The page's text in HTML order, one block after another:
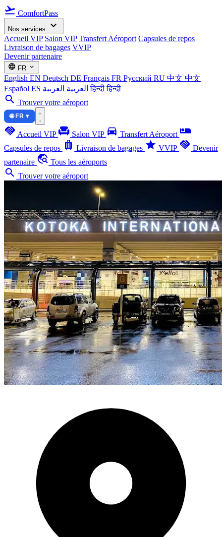
flight_takeoff ComfortPass
Nos services expand_more
Accueil VIP Salon VIP Transfert Aéroport Capsules de repos
Livraison de bagages VVIP
Devenir partenaire
language FR expand_more
English EN Deutsch DE Français FR Русский RU 中文 中文
Español ES العربية العربية हिन्दीहिन्दी
search Trouver votre aéroport
🌐 FR ▾
handshake Accueil VIP chair Salon VIP directions_car Transfert Aéroport airline_seat_individual_suite
Capsules de repos luggage Livraison de bagages star VVIP handshake Devenir
partenaire travel_explore Tous les aéroports
search Trouver votre aéroport